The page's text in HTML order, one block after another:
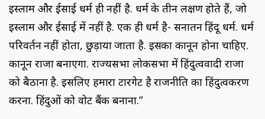
इस्लाम और ईसाई धर्म ही नहीं है. धर्म के तीन लक्षण होते हैं, जो
इस्लाम और ईसाई में नहीं है. एक ही धर्म है- सनातन हिंदू धर्म. धर्म
परिवर्तन नहीं होता, छुड़ाया जाता है. इसका कानून होना चाहिए.
कानून राजा बनाएगा. राज्यसभा लोकसभा में हिंदुत्ववादी राजा
को बैठाना है. इसलिए हमारा टारगेट है राजनीति का हिंदुत्वकरण
करना. हिंदुओं को वोट बैंक बनाना.”